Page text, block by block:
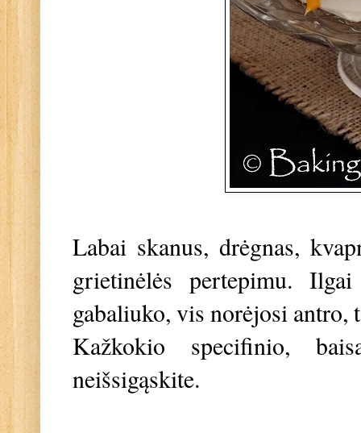
Labai skanus, drėgnas,
grietinėlės pertepimu.
gabaliuko, vis norėjosi
Kažkokio specifinio,
neišsigąskite.